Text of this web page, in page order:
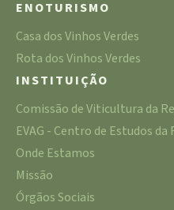
ENOTURISMO
Casa dos Vinhos Verdes
Rota dos Vinhos Verdes
INSTITUIÇÃO
Comissão de Viticultura da
EVAG - Centro de Estudos
Onde Estamos
Missão
Órgãos Sociais